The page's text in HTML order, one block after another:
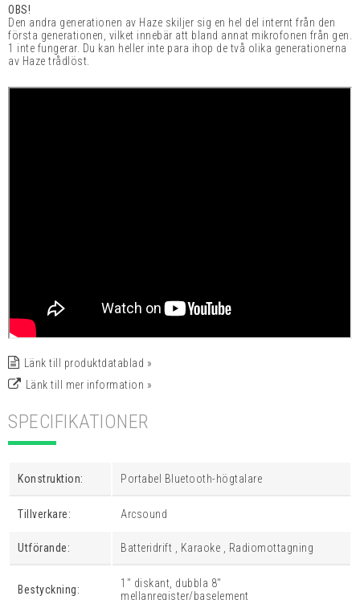
OBS!
Den andra generationen av Haze skiljer sig en hel del internt från den
första generationen, vilket innebär att bland annat mikrofonen från gen.
1 inte fungerar. Du kan heller inte para ihop de två olika generationerna
av Haze trådlöst.
Länk till produktdatablad »
Länk till mer information »
SPECIFIKATIONER
Konstruktion: Portabel Bluetooth-högtalare
Tillverkare: Arcsound
Utförande: Batteridrift , Karaoke , Radiomottagning
Bestyckning:
1" diskant, dubbla 8"
mellanregister/baselement